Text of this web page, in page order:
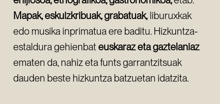
Mapak, eskuizkribuak, grabatuak,liburuxkak
edo musika inprimatua ere baditu. Hizkuntza-
estaldura gehienbateuskaraz eta gaztelaniaz
ematen da, nahiz eta funts garrantzitsuak
dauden beste hizkuntza batzuetan idatzita.